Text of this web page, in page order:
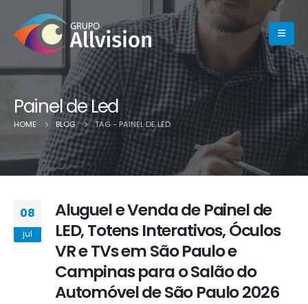
Painel de Led
HOME BLOG TAG - PAINEL DE LED
08
jul
Aluguel e Venda de Painel de
LED, Totens Interativos, Óculos
VR e TVs em São Paulo e
Campinas para o Salão do
Automóvel de São Paulo 2026